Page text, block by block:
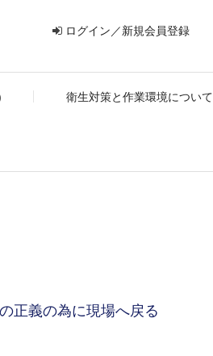
ログイン／新規会員登録
衛生対策と作業環境について
正義の為に現場へ戻る